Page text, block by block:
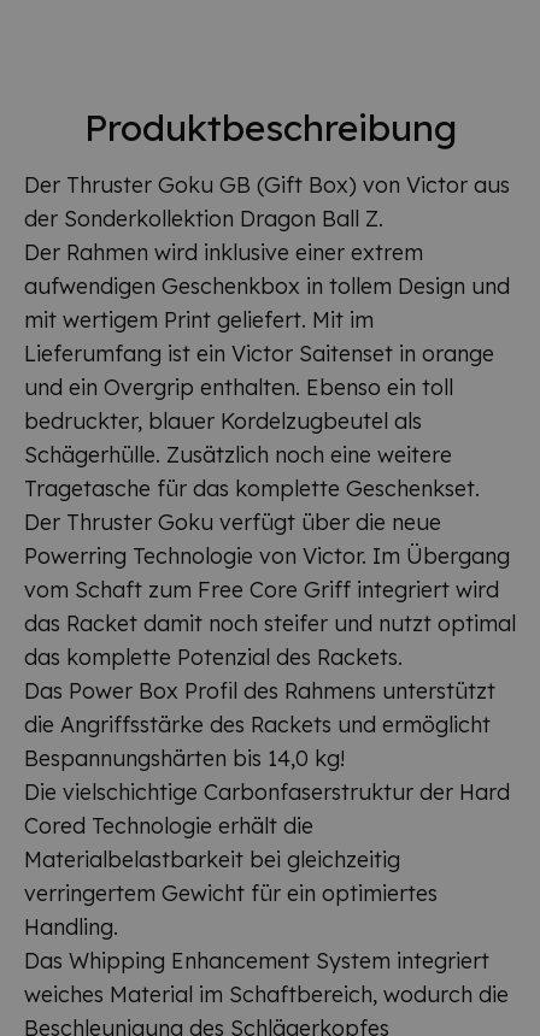
Produktbeschreibung
Der Thruster Goku GB (Gift Box) von Victor aus
der Sonderkollektion Dragon Ball Z.
Der Rahmen wird inklusive einer extrem
aufwendigen Geschenkbox in tollem Design und
mit wertigem Print geliefert. Mit im
Lieferumfang ist ein Victor Saitenset in orange
und ein Overgrip enthalten. Ebenso ein toll
bedruckter, blauer Kordelzugbeutel als
Schägerhülle. Zusätzlich noch eine weitere
Tragetasche für das komplette Geschenkset.
Der Thruster Goku verfügt über die neue
Powerring Technologie von Victor. Im Übergang
vom Schaft zum Free Core Griff integriert wird
das Racket damit noch steifer und nutzt optimal
das komplette Potenzial des Rackets.
Das Power Box Profil des Rahmens unterstützt
die Angriffsstärke des Rackets und ermöglicht
Bespannungshärten bis 14,0 kg!
Die vielschichtige Carbonfaserstruktur der Hard
Cored Technologie erhält die
Materialbelastbarkeit bei gleichzeitig
verringertem Gewicht für ein optimiertes
Handling.
Das Whipping Enhancement System integriert
weiches Material im Schaftbereich, wodurch die
Beschleunigung des Schlägerkopfes